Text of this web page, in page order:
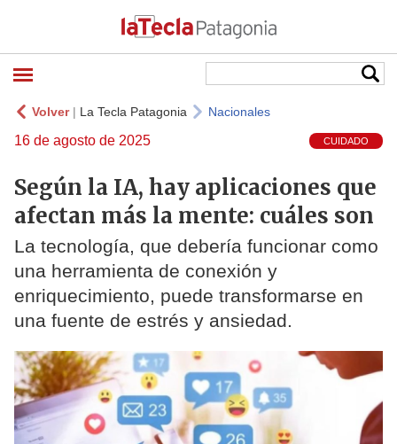
Volver| La Tecla Patagonia Nacionales
16 de agosto de 2025 CUIDADO
Según la IA, hay aplicaciones que
afectan más la mente: cuáles son
La tecnología, que debería funcionar como
una herramienta de conexión y
enriquecimiento, puede transformarse en
una fuente de estrés y ansiedad.